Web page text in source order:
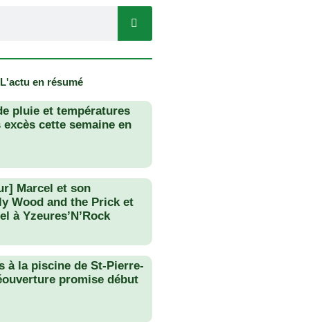
en résumé
pluie et températures
cette semaine en
Marcel et son
Wood and the Prick et
à Yzeures’N’Rock
à la piscine de St-Pierre-
promise début